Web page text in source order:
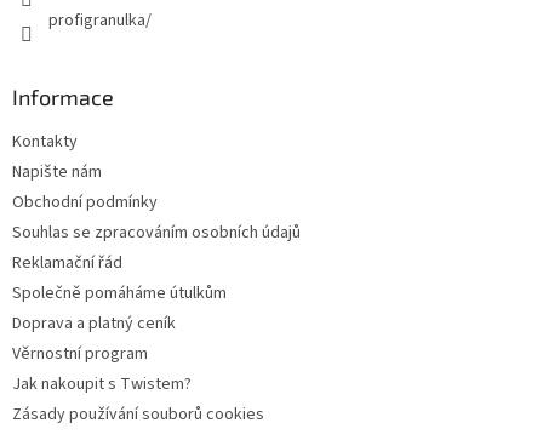
profigranulka/
Informace
Kontakty
Napište nám
Obchodní podmínky
Souhlas se zpracováním osobních údajů
Reklamační řád
Společně pomáháme útulkům
Doprava a platný ceník
Věrnostní program
Jak nakoupit s Twistem?
Zásady používání souborů cookies